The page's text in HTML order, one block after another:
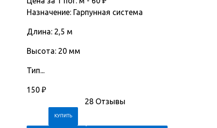
Назначение: Гарпунная система
Длина: 2,5 м
Высота: 20 мм
Тип...
150 ₽
28 Отзывы